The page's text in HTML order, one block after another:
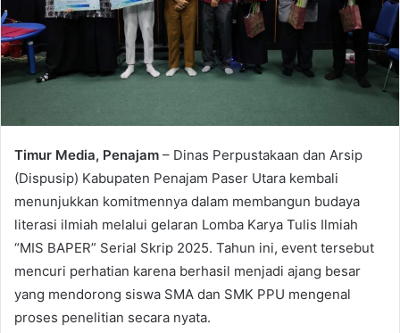
Timur Media, Penajam – Dinas Perpustakaan dan Arsip
(Dispusip) Kabupaten Penajam Paser Utara kembali
menunjukkan komitmennya dalam membangun budaya
literasi ilmiah melalui gelaran Lomba Karya Tulis Ilmiah
“MIS BAPER” Serial Skrip 2025. Tahun ini, event tersebut
mencuri perhatian karena berhasil menjadi ajang besar
yang mendorong siswa SMA dan SMK PPU mengenal
proses penelitian secara nyata.